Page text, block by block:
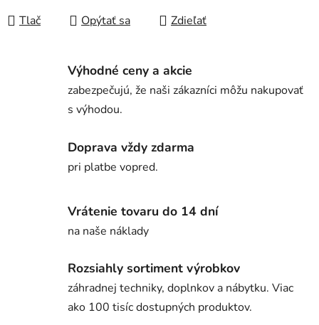
Tlač Opýtať sa Zdieľať
Výhodné ceny a akcie
zabezpečujú, že naši zákazníci môžu nakupovať
s výhodou.
Doprava vždy zdarma
pri platbe vopred.
Vrátenie tovaru do 14 dní
na naše náklady
Rozsiahly sortiment výrobkov
záhradnej techniky, doplnkov a nábytku. Viac
ako 100 tisíc dostupných produktov.